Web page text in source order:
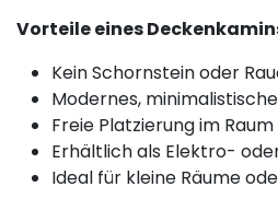
Vorteile eines
Kein Schornstein oder
Modernes,
Freie Platzierung im
Erhältlich als Elektro-
Ideal für kleine Räume